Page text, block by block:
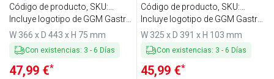
Personalizable
Código de producto, SKU:
PSMLP-S
Incluye logotipo de GGM Gastro
- 100% algodón
W 366 x D 443 x H 75 mm
Con existencias: 3 - 6 Días
47,99 €*
Personalizable
Código de producto, SKU:
PSMLP-L
Incluye logotipo de GGM Gastro
- 100% algodón
W 325 x D 391 x H 103 mm
Con existencias: 3 - 6 Días
45,99 €*